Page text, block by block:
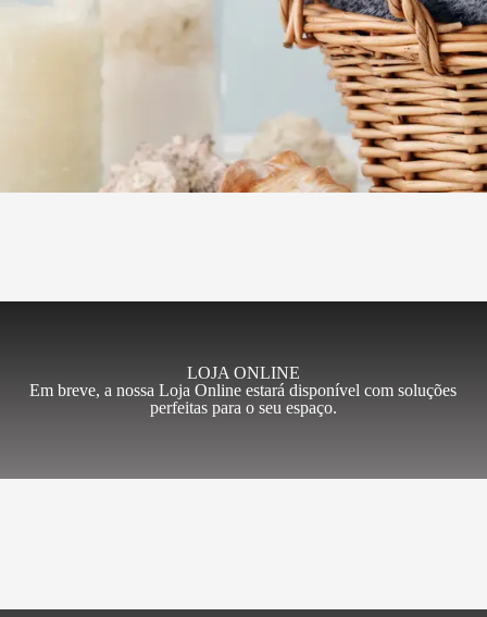
LOJA ONLINE
Em breve, a nossa Loja Online estará disponível com soluções
perfeitas para o seu espaço.